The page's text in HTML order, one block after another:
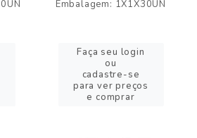
Embalagem: 1X1X30UN
Faça seu login
ou
cadastre-se
para ver preços
e comprar